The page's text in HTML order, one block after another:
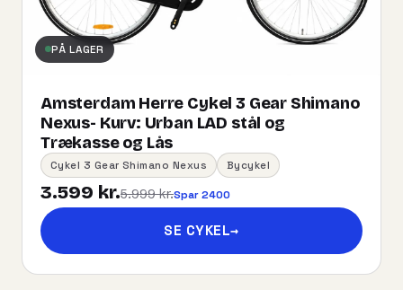
PÅ LAGER
Amsterdam Herre Cykel 3 Gear Shimano
Nexus- Kurv:​ ​Urban​ ​LAD​ ​stål og
Trækasse og Lås
Cykel 3 Gear Shimano Nexus Bycykel
3.599 kr.5.999 kr.Spar 2400
SE CYKEL→